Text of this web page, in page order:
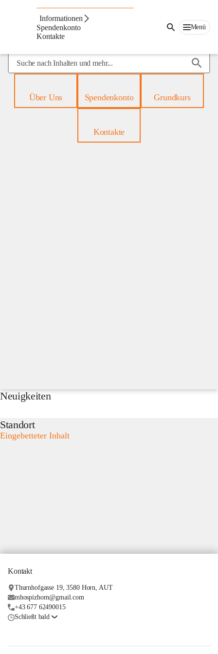
Informationen
Spendenkonto
Kontakte
Menü
Suche
nach
mehr...Über Uns Spendenkonto Grundkurs
Kontakte
Neuigkeiten
Standort
Eingebetteter Inhalt
Kontakt
Thurnhofgasse 19, 3580 Horn, AUT
mhospizhorn@gmail.com
+43 677 62490015
Schließt bald